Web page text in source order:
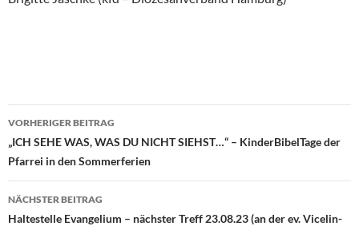
Beitragsnavigation
VORHERIGER BEITRAG
„ICH SEHE WAS, WAS DU NICHT SIEHST…“ – KinderBibelTage der
Pfarrei in den Sommerferien
NÄCHSTER BEITRAG
Haltestelle Evangelium – nächster Treff 23.08.23 (an der ev. Vicelin-